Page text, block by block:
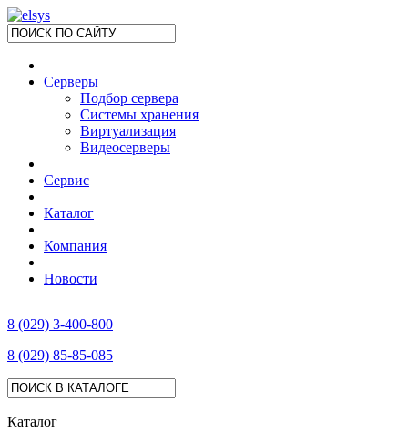
Серверы
Подбор сервера
Системы хранения
Виртуализация
Видеосерверы
Сервис
Каталог
Компания
Новости
8 (029) 3-400-800
8 (029) 85-85-085
Каталог